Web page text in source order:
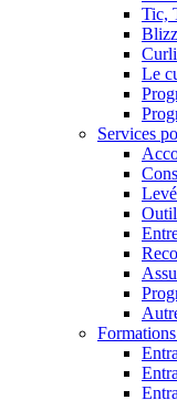
Tic,
Le
Services